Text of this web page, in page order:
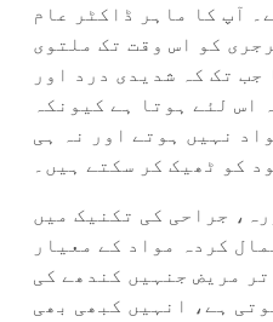
آپ کا ماہر ڈاکٹر عام
کو اس وقت تک ملتوی
تک کہ شدیدی درد اور
اس لئے ہوتا ہے کیونکہ
نہیں ہوتے اور نہ ہی
کو ٹھیک کر سکتے ہیں۔
جراحی کی تکنیک میں
کردہ مواد کے معیار
مریض جنہیں کندھے کی
ہے، انہیں کبھی بھی